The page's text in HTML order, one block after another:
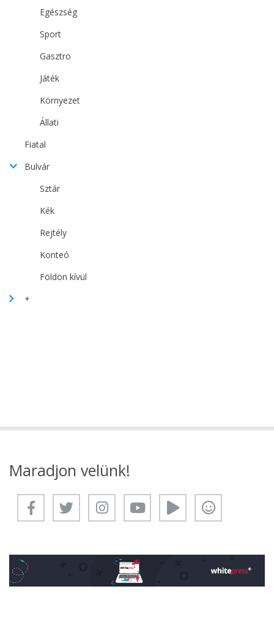
Egészség
Sport
Gasztro
Játék
Környezet
Állati
Fiatal
Bulvár
Sztár
Kék
Rejtély
Konteó
Földön kívül
+
Maradjon velünk!